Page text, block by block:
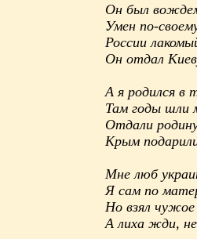
Он был
Умен по-
России
Он отдал
А я родился в
Там годы шли
Отдали
Крым
Мне люб
Я сам по
Но взял
А лиха жди,